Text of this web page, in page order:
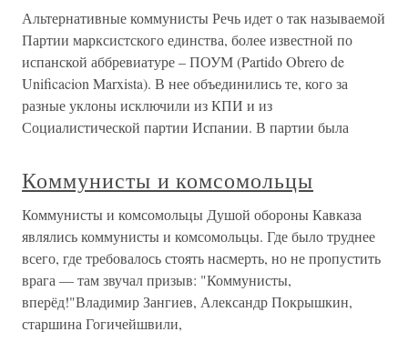
Альтернативные коммунисты Речь идет о так называемой
Партии марксистского единства, более известной по
испанской аббревиатуре – ПОУМ (Partido Obrero de
Unificacion Marxista). В нее объединились те, кого за
разные уклоны исключили из КПИ и из
Социалистической партии Испании. В партии была
Коммунисты и комсомольцы
Коммунисты и комсомольцы Душой обороны Кавказа
являлись коммунисты и комсомольцы. Где было труднее
всего, где требовалось стоять насмерть, но не пропустить
врага — там звучал призыв: "Коммунисты,
вперёд!"Владимир Зангиев, Александр Покрышкин,
старшина Гогичейшвили,